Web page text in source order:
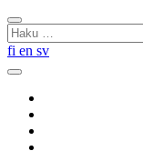
Skip
to
content
Sulje
haku
Haku:
fi en sv
Hae